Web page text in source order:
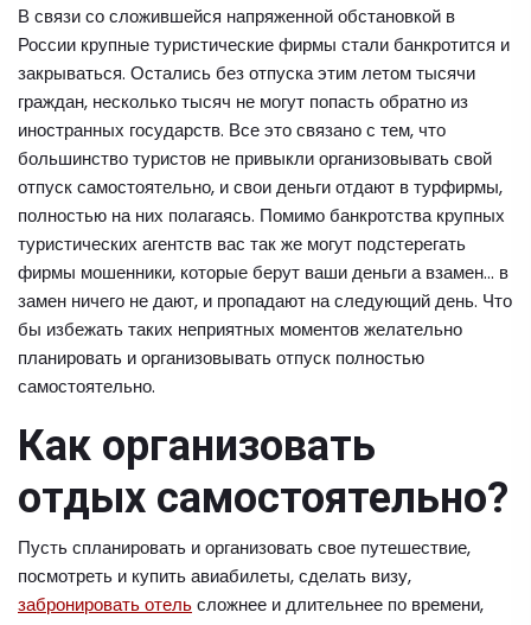
В связи со сложившейся напряженной обстановкой в
России крупные туристические фирмы стали банкротится и
закрываться. Остались без отпуска этим летом тысячи
граждан, несколько тысяч не могут попасть обратно из
иностранных государств. Все это связано с тем, что
большинство туристов не привыкли организовывать свой
отпуск самостоятельно, и свои деньги отдают в турфирмы,
полностью на них полагаясь. Помимо банкротства крупных
туристических агентств вас так же могут подстерегать
фирмы мошенники, которые берут ваши деньги а взамен... в
замен ничего не дают, и пропадают на следующий день. Что
бы избежать таких неприятных моментов желательно
планировать и организовывать отпуск полностью
самостоятельно.
Как организовать
отдых самостоятельно?
Пусть спланировать и организовать свое путешествие,
посмотреть и купить авиабилеты, сделать визу,
забронировать отельсложнее и длительнее по времени,